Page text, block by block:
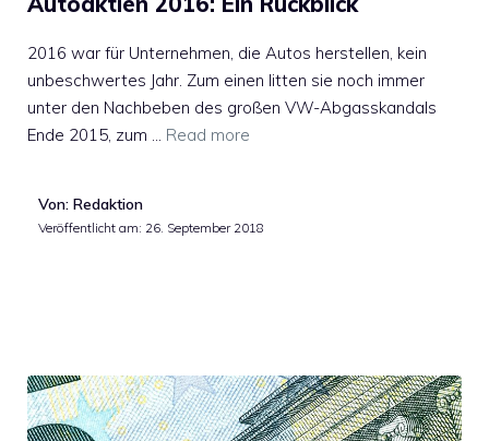
2016 war für Unternehmen, die Autos herstellen, kein
unbeschwertes Jahr. Zum einen litten sie noch immer
unter den Nachbeben des großen VW-Abgasskandals
Ende 2015, zum … Read more
Von: Redaktion
Veröffentlicht am: 26. September 2018